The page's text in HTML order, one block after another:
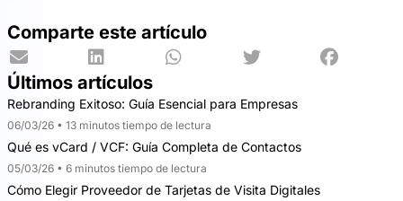
Comparte este artículo
Últimos artículos
Rebranding Exitoso: Guía Esencial para Empresas
06/03/26 • 13 minutos tiempo de lectura
Qué es vCard / VCF: Guía Completa de Contactos
05/03/26 • 6 minutos tiempo de lectura
Cómo Elegir Proveedor de Tarjetas de Visita Digitales